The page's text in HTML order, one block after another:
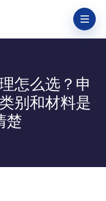
怎么选？申
别和材料是
楚